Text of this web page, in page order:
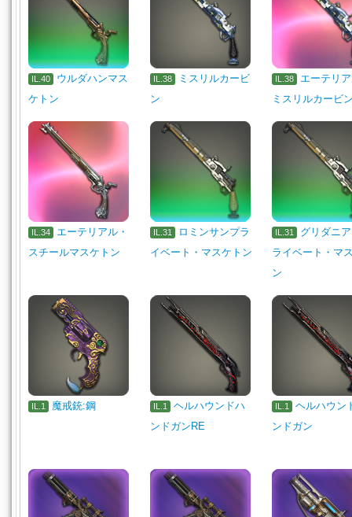
IL.40
ウルダハンマス
ケトン
IL.38
ミスリルカービ
ン
IL.38
エーテリ
ミスリルカービ
IL.34
エーテリアル・
スチールマスケトン
IL.31
ロミンサンプラ
イベート・マスケトン
IL.31
グリダニ
ライベート・マ
ン
IL.1 魔戒銃:鋼 IL.1
ヘルハウンドハ
ンドガンRE
IL.1
ヘルハウン
ンドガン